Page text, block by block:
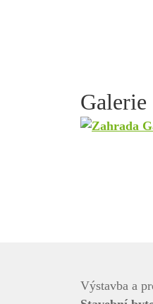
Galerie
Výstavba a